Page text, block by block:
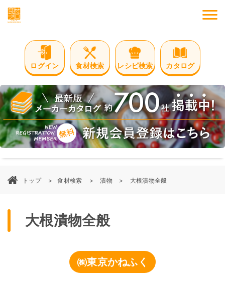
ログイン 食材検索 レシピ検索 カタログ
トップ 食材検索 漬物 大根漬物全般
大根漬物全般
㈱東京かねふく